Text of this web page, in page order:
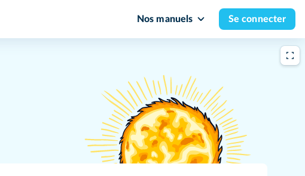
Nos manuels Se connecter